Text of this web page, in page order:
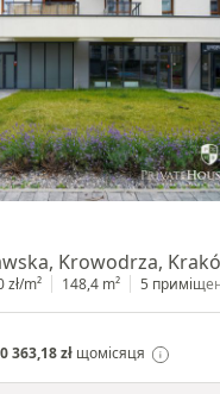
Krowodrza,
zł/m² 148,4 m² 5
363,18 zł щомісяця